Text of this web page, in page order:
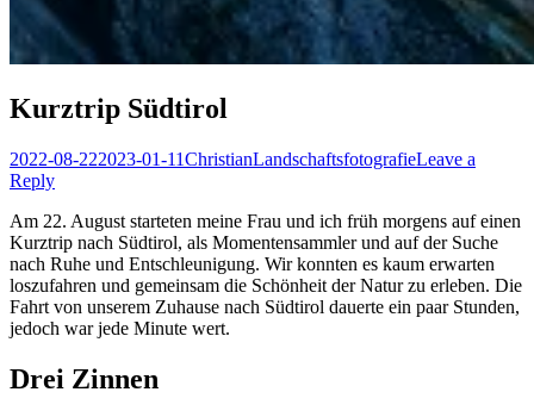
Kurztrip Südtirol
Posted
on
2022-08-222023-01-11Author
ChristianPosted
LandschaftsfotografieLeave a
Reply
Am 22. August starteten meine Frau und ich früh morgens auf einen
Kurztrip nach Südtirol, als Momentensammler und auf der Suche
nach Ruhe und Entschleunigung. Wir konnten es kaum erwarten
loszufahren und gemeinsam die Schönheit der Natur zu erleben. Die
Fahrt von unserem Zuhause nach Südtirol dauerte ein paar Stunden,
jedoch war jede Minute wert.
Drei Zinnen